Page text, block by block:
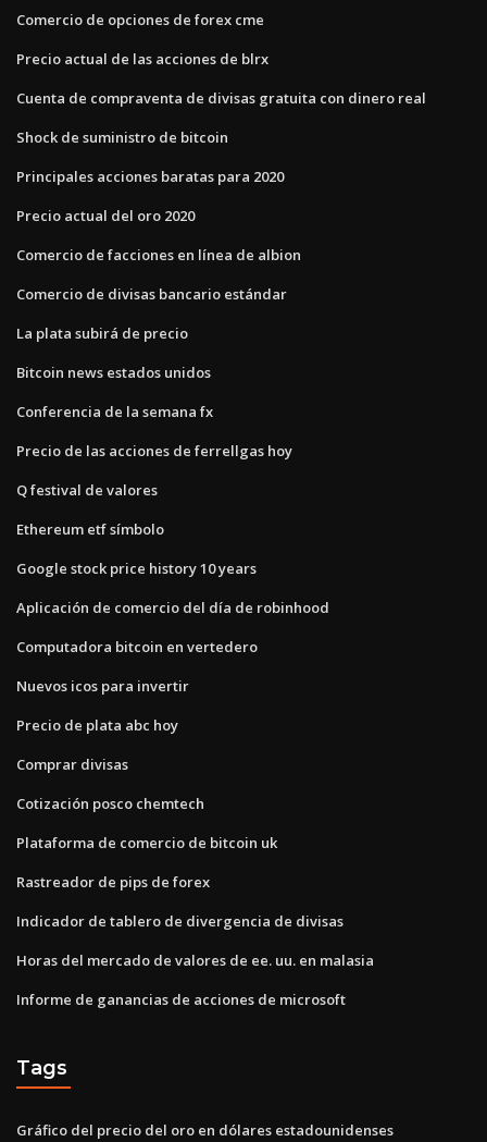
Comercio de opciones de forex cme
Precio actual de las acciones de blrx
Cuenta de compraventa de divisas gratuita con dinero real
Shock de suministro de bitcoin
Principales acciones baratas para 2020
Precio actual del oro 2020
Comercio de facciones en línea de albion
Comercio de divisas bancario estándar
La plata subirá de precio
Bitcoin news estados unidos
Conferencia de la semana fx
Precio de las acciones de ferrellgas hoy
Q festival de valores
Ethereum etf símbolo
Google stock price history 10 years
Aplicación de comercio del día de robinhood
Computadora bitcoin en vertedero
Nuevos icos para invertir
Precio de plata abc hoy
Comprar divisas
Cotización posco chemtech
Plataforma de comercio de bitcoin uk
Rastreador de pips de forex
Indicador de tablero de divergencia de divisas
Horas del mercado de valores de ee. uu. en malasia
Informe de ganancias de acciones de microsoft
Tags
Gráfico del precio del oro en dólares estadounidenses